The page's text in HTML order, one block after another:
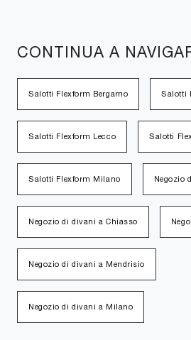
CONTINUA A
Salotti Flexform Bergamo Salotti
Salotti Flexform Lecco Salotti
Salotti Flexform Milano Negozio
Negozio di divani a Chiasso
Negozio di divani a Mendrisio
Negozio di divani a Milano